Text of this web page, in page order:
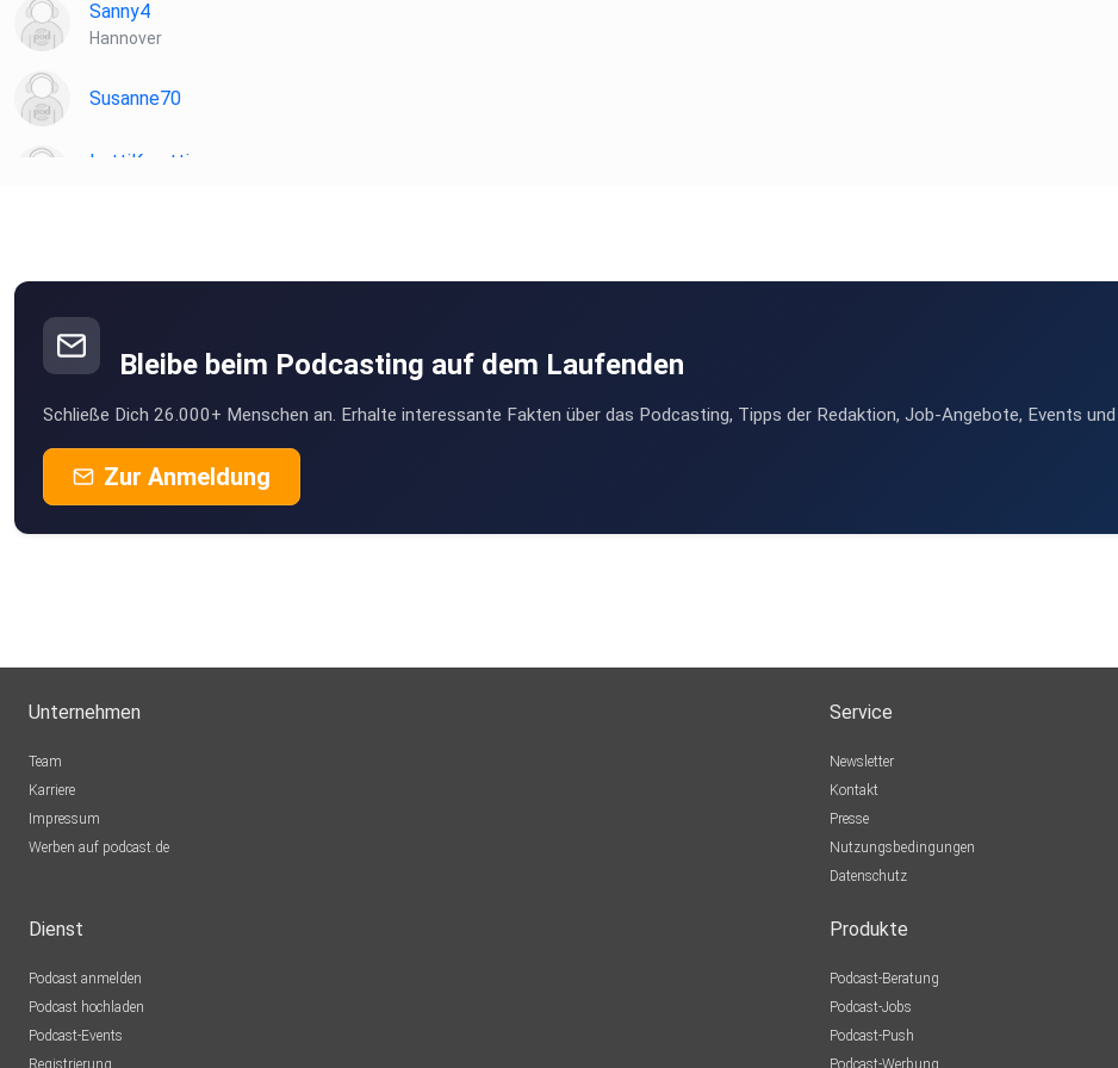
Sanny4
Hannover
Susanne70
LottiKarotti
Gaertnerin05
Berlin
sthorwarth
Sondershausen
Waltrop
cfcohcmw
neivi
Deutschland
SandraMe
Bleibe beim Podcasting auf dem Laufenden
Schließe Dich 26.000+ Menschen an. Erhalte interessante Fakten über das Podcasting, Tipps der Redaktion, Job-Angebote, Events und
Zur Anmeldung
Unternehmen
Team
Karriere
Impressum
Werben auf podcast.de
Service
Newsletter
Kontakt
Presse
Nutzungsbedingungen
Datenschutz
Dienst
Podcast anmelden
Podcast hochladen
Podcast-Events
Registrierung
Produkte
Podcast-Beratung
Podcast-Jobs
Podcast-Push
Podcast-Werbung